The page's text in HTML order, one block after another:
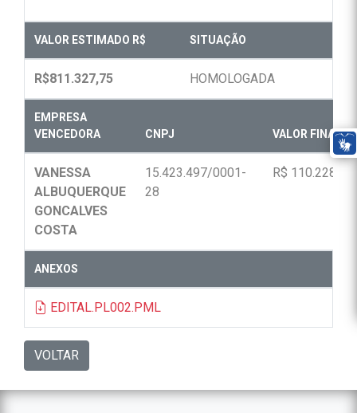
VALOR ESTIMADO R$ SITUAÇÃO
R$811.327,75 HOMOLOGADA
EMPRESA
VENCEDORA
CNPJ VALOR FINAL R$
VANESSA
ALBUQUERQUE
GONCALVES
COSTA
15.423.497/0001-
28
R$ 110.228,75
ANEXOS
EDITAL.PL002.PML
VOLTAR